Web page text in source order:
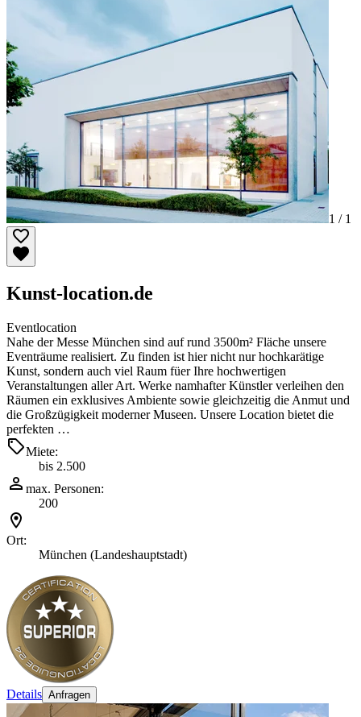
1 / 1
Kunst-location.de
Eventlocation
Nahe der Messe München sind auf rund 3500m² Fläche unsere
Eventräume realisiert. Zu finden ist hier nicht nur hochkarätige
Kunst, sondern auch viel Raum füer Ihre hochwertigen
Veranstaltungen aller Art. Werke namhafter Künstler verleihen den
Räumen ein exklusives Ambiente sowie gleichzeitig die Anmut und
die Großzügigkeit moderner Museen. Unsere Location bietet die
perfekten …
Miete:
bis 2.500
max. Personen:
200
Ort:
München (Landeshauptstadt)
Details Anfragen